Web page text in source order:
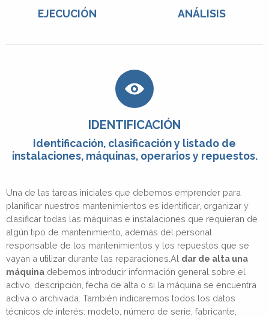
EJECUCIÓN ANÁLISIS
IDENTIFICACIÓN
Identificación, clasificación y listado de
instalaciones, máquinas, operarios y repuestos.
Una de las tareas iniciales que debemos emprender para
planificar nuestros mantenimientos es identificar, organizar y
clasificar todas las máquinas e instalaciones que requieran de
algún tipo de mantenimiento, además del personal
responsable de los mantenimientos y los repuestos que se
vayan a utilizar durante las reparaciones.Al dar de alta una
máquina debemos introducir información general sobre el
activo, descripción, fecha de alta o si la máquina se encuentra
activa o archivada. También indicaremos todos los datos
técnicos de interés: modelo, número de serie, fabricante,